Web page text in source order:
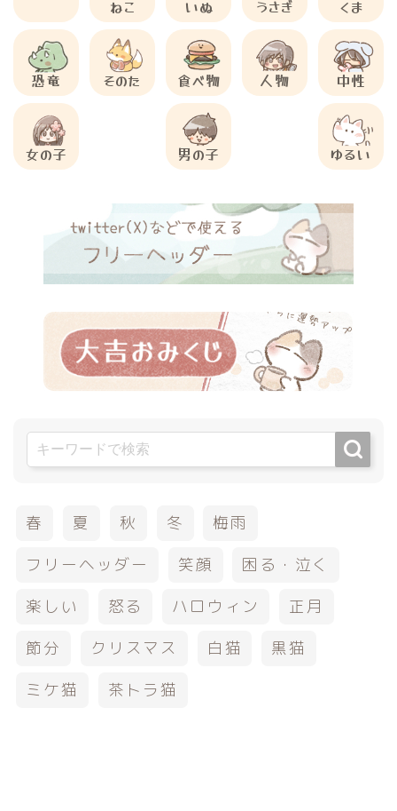
ねこ いぬ うさぎ くま
恐竜 そのた 食べ物 人物 中性
女の子 男の子 ゆるい
春 夏 秋 冬
梅雨
フリーヘッダー
笑顔
困る・泣く
楽しい
怒る ハロウィン
正月
節分
クリスマス 白猫
黒猫
ミケ猫
茶トラ猫